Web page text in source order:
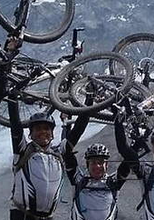
Kein
Sommerfeld.
Bikes und